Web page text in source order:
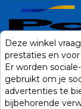
Deze winkel
prestaties en
Er worden
gebruikt om je
advertenties te
bijbehorende